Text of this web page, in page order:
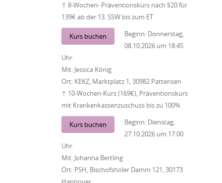
↑ 8-Wochen- Präventionskurs nach §20 für
139€ ab der 13. SSW bis zum ET
Kurs buchen Beginn: Donnerstag,
08.10.2026 um 18:45
Uhr
Mit: Jessica König
Ort: KEKZ, Marktplatz 1, 30982 Pattensen
↑ 10-Wochen-Kurs (169€), Präventionskurs
mit Krankenkassenzuschuss bis zu 100%
Kurs buchen Beginn: Dienstag,
27.10.2026 um 17:00
Uhr
Mit: Johanna Bertling
Ort: PSH, Bischofsholer Damm 121, 30173